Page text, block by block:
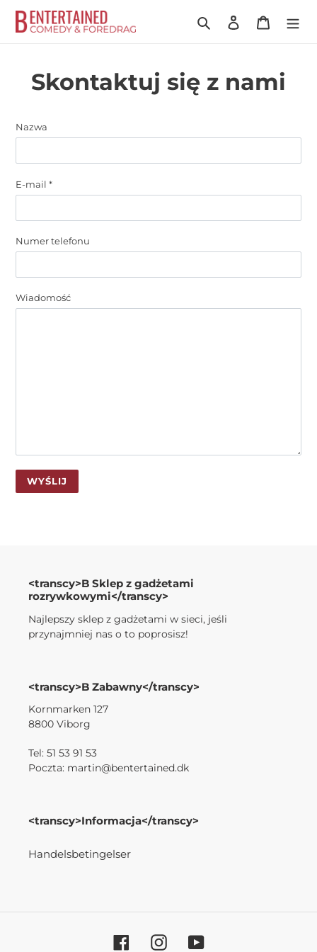
Szukaj Zaloguj się
Koszyk
Skontaktuj się z nami
Nazwa
E-mail *
Numer telefonu
Wiadomość
<transcy>B Sklep z gadżetami
rozrywkowymi</transcy>
Najlepszy sklep z gadżetami w sieci, jeśli
przynajmniej nas o to poprosisz!
<transcy>B Zabawny</transcy>
Kornmarken 127
8800 Viborg
Tel: 51 53 91 53
Poczta: martin@bentertained.dk
<transcy>Informacja</transcy>
Handelsbetingelser
FacebookInstagramYouTube